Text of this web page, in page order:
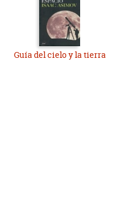
Guía del cielo y la tierra